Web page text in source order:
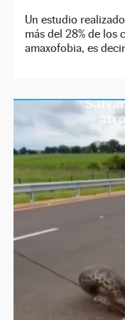
Un estudio
más del 28% de los
amaxofobia, es